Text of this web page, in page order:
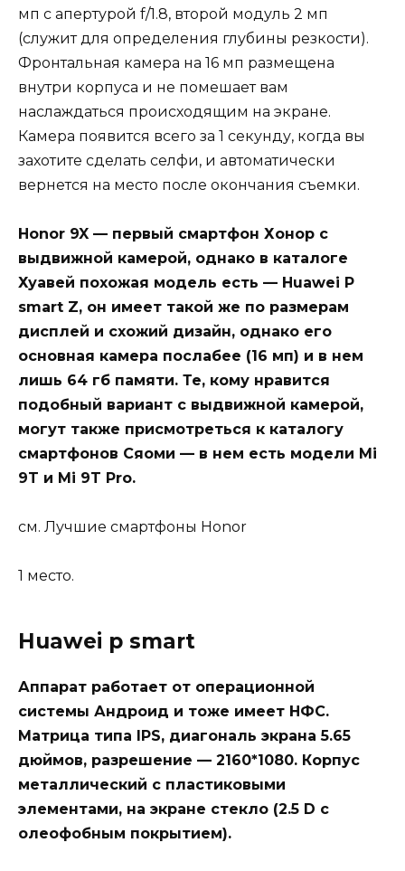
мп с апертурой f/1.8, второй модуль 2 мп
(служит для определения глубины резкости).
Фронтальная камера на 16 мп размещена
внутри корпуса и не помешает вам
наслаждаться происходящим на экране.
Камера появится всего за 1 секунду, когда вы
захотите сделать селфи, и автоматически
вернется на место после окончания съемки.
Honor 9X — первый смартфон Хонор с
выдвижной камерой, однако в каталоге
Хуавей похожая модель есть — Huawei P
smart Z, он имеет такой же по размерам
дисплей и схожий дизайн, однако его
основная камера послабее (16 мп) и в нем
лишь 64 гб памяти. Те, кому нравится
подобный вариант с выдвижной камерой,
могут также присмотреться к каталогу
смартфонов Сяоми — в нем есть модели Mi
9T и Mi 9T Pro.
см. Лучшие смартфоны Honor
1 место.
Huawei p smart
Аппарат работает от операционной
системы Андроид и тоже имеет НФС.
Матрица типа IPS, диагональ экрана 5.65
дюймов, разрешение — 2160*1080. Корпус
металлический с пластиковыми
элементами, на экране стекло (2.5 D с
олеофобным покрытием).